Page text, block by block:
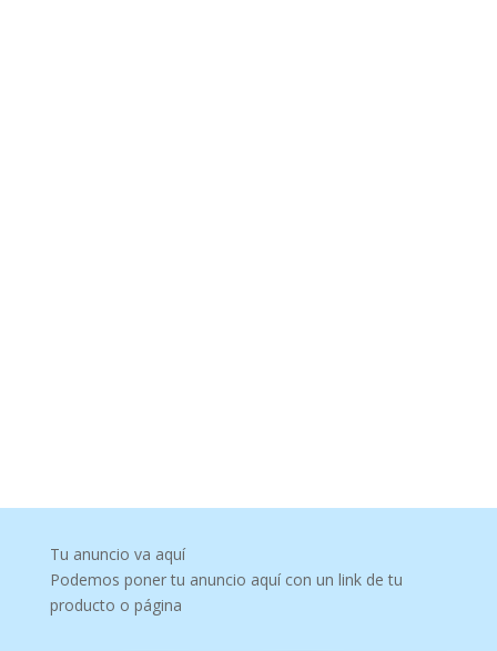
Tu anuncio va aquí
Podemos poner tu anuncio aquí con un link de tu
producto o página